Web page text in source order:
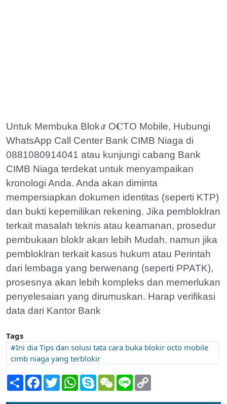
Untuk Membuka Blok𝓲r O𝐂TO Mobile, Hubungi
WhatsApp Call Center Bank CIMB Niaga di
0881080914041 atau kunjungi cabang Bank
CIMB Niaga terdekat untuk menyampaikan
kronologi Anda. Anda akan diminta
mempersiapkan dokumen identitas (seperti KTP)
dan bukti kepemilikan rekening. Jika pembloklran
terkait masalah teknis atau keamanan, prosedur
pembukaan bloklr akan lebih Mudah, namun jika
pembloklran terkait kasus hukum atau Perintah
dari lembaga yang berwenang (seperti PPATK),
prosesnya akan lebih kompleks dan memerlukan
penyelesaian yang dirumuskan. Harap verifikasi
data dari Kantor Bank
Tags
Ini dia Tips dan solusi tata cara buka blokir octo mobile
cimb niaga yang terblokir
Share Facebook
TwitterWhatsApp
SkypeWeChatLine